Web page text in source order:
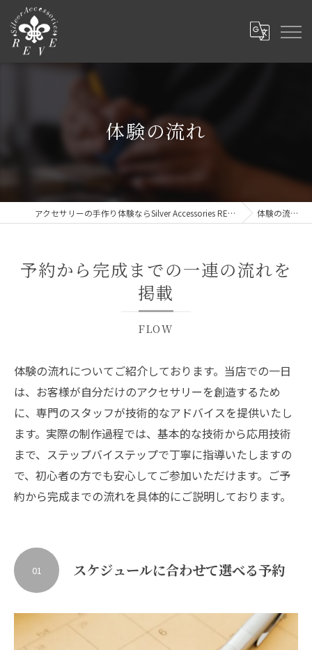
体験の流れ
アクセサリーの手作り体験ならSilver Accessories REVE 体験の流れ
予約から完成までの一連の流れを
掲載
FLOW
体験の流れについてご紹介しております。当店での一日
は、お客様が自分だけのアクセサリーを創造するため
に、専門のスタッフが技術的なアドバイスを提供いたし
ます。実際の制作過程では、基本的な技術から応用技術
まで、ステップバイステップで丁寧に指導いたしますの
で、初心者の方でも安心してご参加いただけます。ご予
約から完成までの流れを具体的にご説明しております。
スケジュールに合わせて選べる予約
01